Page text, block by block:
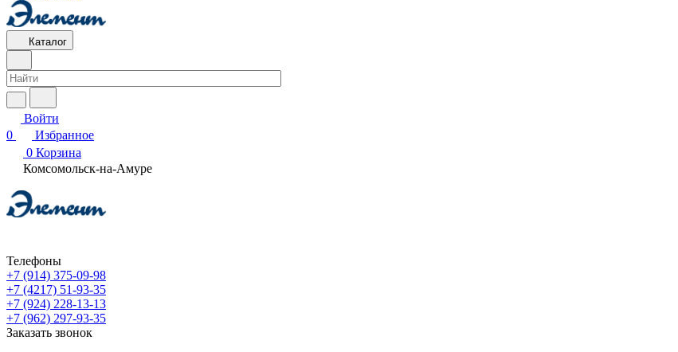
Каталог
Войти
0
Избранное
0 Корзина
Комсомольск-на-Амуре
Телефоны
+7 (914) 375-09-98
+7 (4217) 51-93-35
+7 (924) 228-13-13
+7 (962) 297-93-35
Заказать звонок